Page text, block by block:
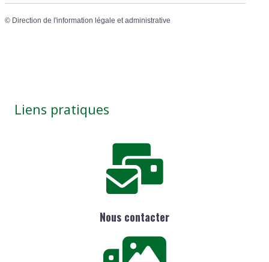
© Direction de l'information légale et administrative
Liens pratiques
Nous contacter